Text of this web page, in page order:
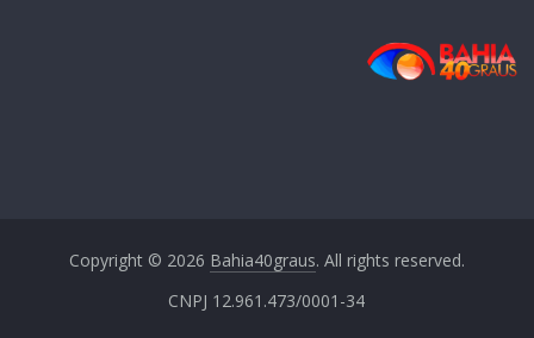
Copyright © 2026 Bahia40graus. All rights reserved.
CNPJ 12.961.473/0001-34